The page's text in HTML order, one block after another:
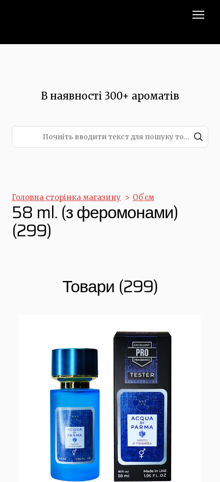
В наявності 300+ ароматів
Головна сторінка магазину Обʼєм
58 ml. (з феромонами)
(299)
Товари (299)